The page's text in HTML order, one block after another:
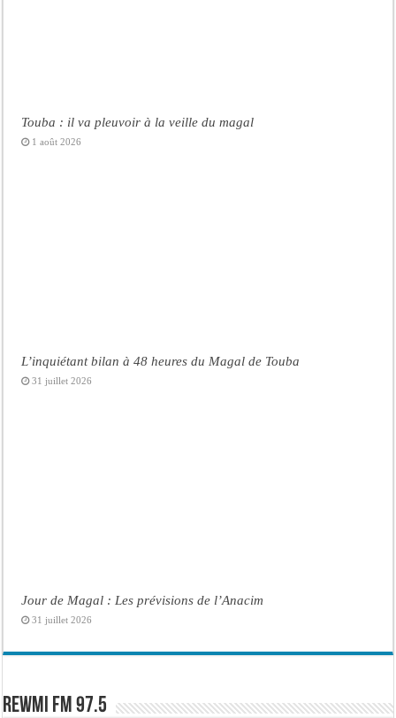
Touba : il va pleuvoir à la veille du magal
1 août 2026
L’inquiétant bilan à 48 heures du Magal de Touba
31 juillet 2026
Jour de Magal : Les prévisions de l’Anacim
31 juillet 2026
Rewmi FM 97.5